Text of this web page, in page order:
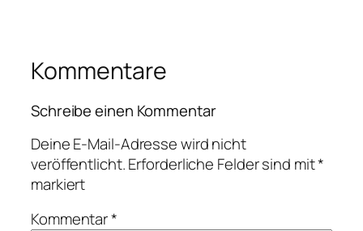
Kommentare
Schreibe einen Kommentar
Deine E-Mail-Adresse wird nicht
veröffentlicht.Erforderliche Felder sind mit*
markiert
Kommentar*